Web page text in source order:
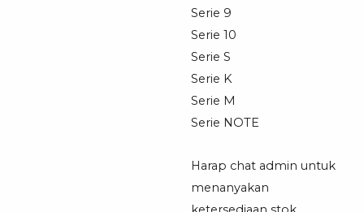
Serie 9
Serie 10
Serie S
Serie K
Serie M
Serie NOTE
Harap chat admin untuk
menanyakan